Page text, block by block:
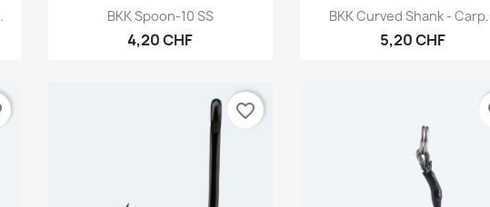
Aperçu rapide
BKK Spoon-10 SS
4,20 CHF
Aperçu rapide
BKK Curved Shank -
5,20 CHF
favorite_border